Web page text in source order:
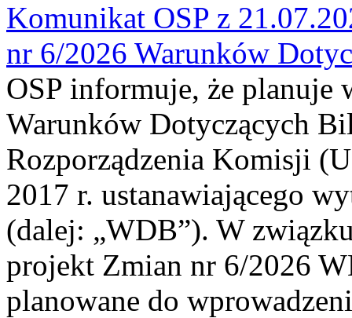
Komunikat OSP z
nr 6/2026 Warunków
OSP informuje, że planuje
Warunków Dotyczących
Rozporządzenia Komisji
2017 r. ustanawiającego
(dalej: „WDB”). W
projekt Zmian nr 6/2026
planowane do